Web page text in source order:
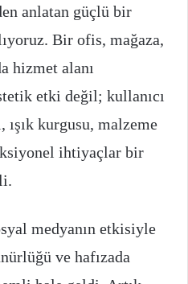
anlatan güçlü bir
Bir ofis, mağaza,
hizmet alanı
etki değil; kullanıcı
ışık kurgusu, malzeme
ihtiyaçlar bir
medyanın etkisiyle
ve hafızada